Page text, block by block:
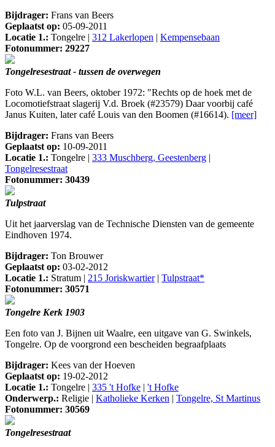
Bijdrager: Frans van Beers
Geplaatst op: 05-09-2011
Locatie 1.: Tongelre | 312 Lakerlopen | Kempensebaan
Fotonummer: 29227
Tongelresestraat - tussen de overwegen
Foto W.L. van Beers, oktober 1972: "Rechts op de hoek met de
Locomotiefstraat slagerij V.d. Broek (#23579) Daar voorbij café
Janus Kuiten, later café Louis van den Boomen (#16614). [meer]
Bijdrager: Frans van Beers
Geplaatst op: 10-09-2011
Locatie 1.: Tongelre | 333 Muschberg, Geestenberg |
Tongelresestraat
Fotonummer: 30439
Tulpstraat
Uit het jaarverslag van de Technische Diensten van de gemeente
Eindhoven 1974.
Bijdrager: Ton Brouwer
Geplaatst op: 03-02-2012
Locatie 1.: Stratum | 215 Joriskwartier| Tulpstraat*
Fotonummer: 30571
Tongelre Kerk 1903
Een foto van J. Bijnen uit Waalre, een uitgave van G. Swinkels,
Tongelre. Op de voorgrond een bescheiden begraafplaats
Bijdrager: Kees van der Hoeven
Geplaatst op: 19-02-2012
Locatie 1.: Tongelre | 335 't Hofke | 't Hofke
Onderwerp.: Religie | Katholieke Kerken | Tongelre, St Martinus
Fotonummer: 30569
Tongelresestraat